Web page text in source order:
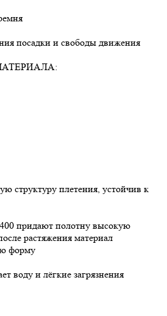
посадки и свободы движения
структуру плетения, устойчив к
придают полотну высокую
растяжения материал
форму
воду и лёгкие загрязнения